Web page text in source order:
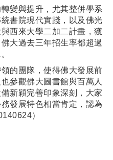
變與提升，尤其整併學系
書院現代實踐，以及佛光
西來大學二加二計畫，獲
大過去三年招生率都超過
的團隊，使得佛大發展前
參觀佛大圖書館與百萬人
新穎完善印象深刻，大家
發展特色相當肯定，認為
）